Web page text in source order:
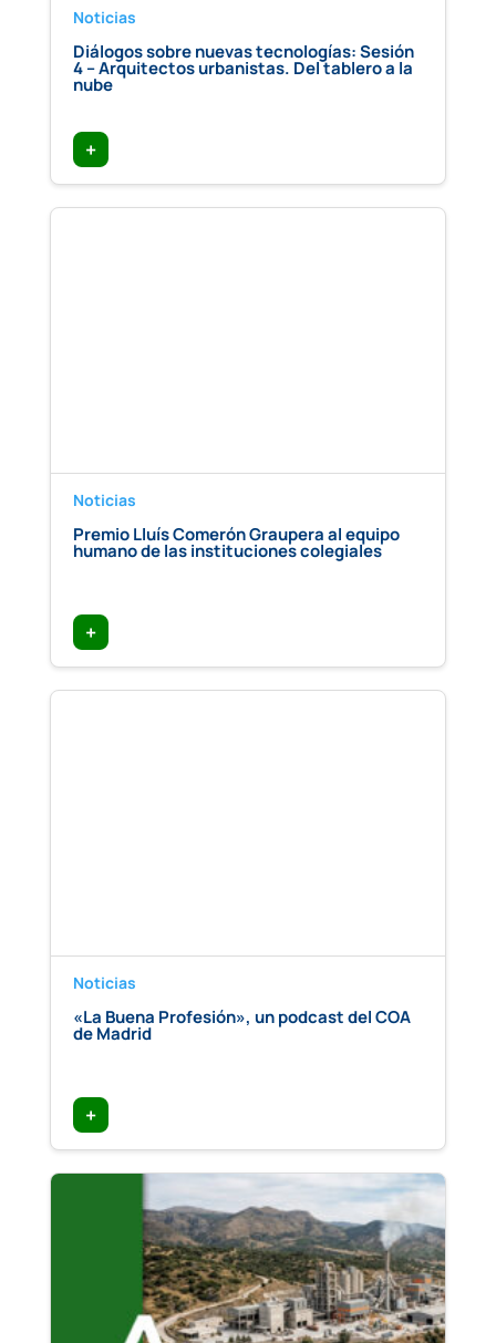
Noticias
Diálogos sobre nuevas tecnologías: Sesión
4 – Arquitectos urbanistas. Del tablero a la
nube
+
Noticias
Premio Lluís Comerón Graupera al equipo
humano de las instituciones colegiales
+
Noticias
«La Buena Profesión», un podcast del COA
de Madrid
+